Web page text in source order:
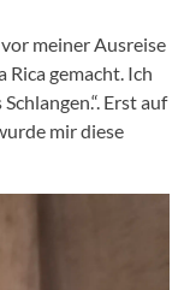
meiner Ausreise
gemacht. Ich
Erst auf
mir diese